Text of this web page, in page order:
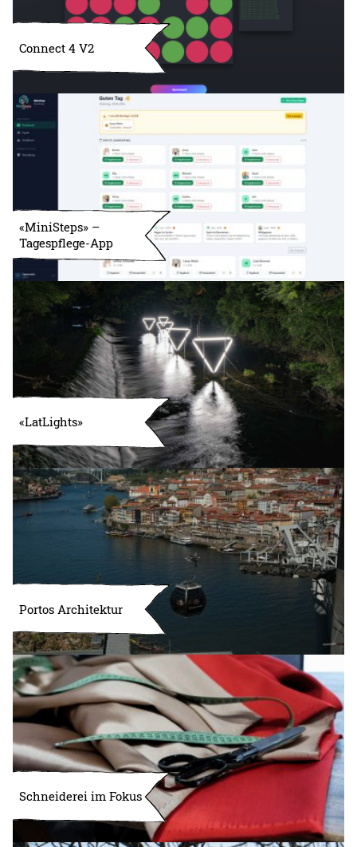
Connect 4 V2
«MiniSteps» –
Tagespflege-App
«LatLights»
Portos Architektur
Schneiderei im Fokus